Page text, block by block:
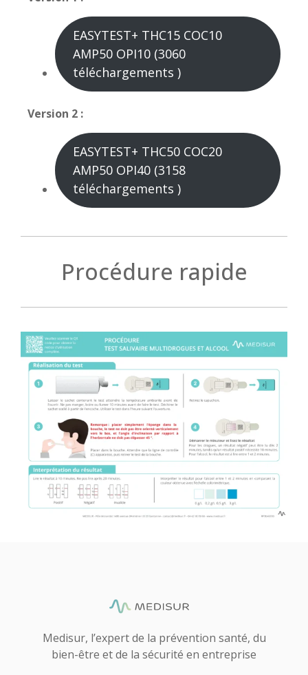
EASYTEST+ THC15 COC10
AMP50 OPI10 (3060
téléchargements )
Version 2 :
EASYTEST+ THC50 COC20
AMP50 OPI40 (3158
téléchargements )
Procédure rapide
Medisur, l’expert de la prévention santé, du
bien-être et de la sécurité en entreprise